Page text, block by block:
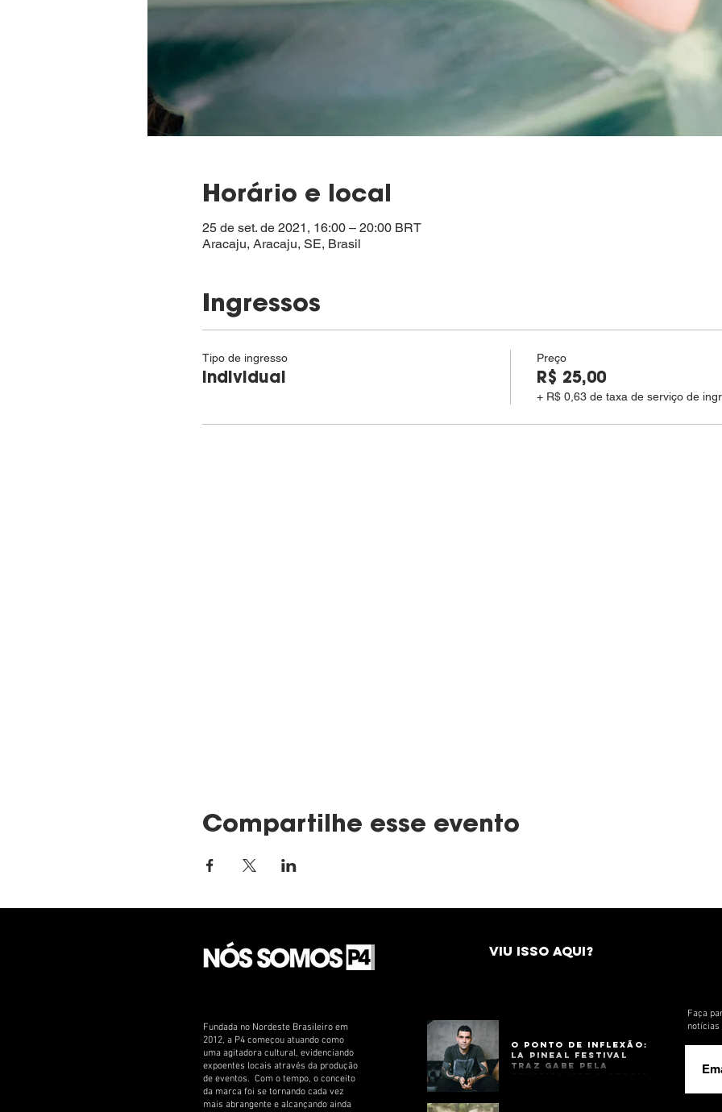
Horário e local
25 de set. de 2021, 16:00 – 20:00 BRT
Aracaju, Aracaju, SE, Brasil
Ingressos
Tipo de ingresso
Individual
Preço
R$ 25,00
+ R$ 0,63 de taxa de serviço de
Compartilhe esse evento
VIU ISSO AQUI?
Fundada no Nordeste Brasileiro em
2012, a P4 começou atuando como
uma agitadora cultural, evidenciando
expoentes locais através da produção
de eventos. Com o tempo, o conceito
da marca foi se tornando cada vez
mais abrangente e alcançando ainda
O Ponto de Inflexão:
La Pineal Festival
Traz Gabe Pela
Faça
notícias